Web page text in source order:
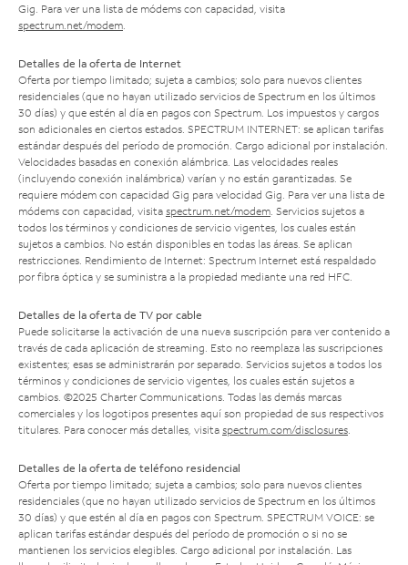
Gig. Para ver una lista de módems con capacidad, visita
spectrum.net/modem
Detalles de la oferta de Internet
Oferta por tiempo limitado; sujeta a cambios; solo para nuevos clientes
residenciales (que no hayan utilizado servicios de Spectrum en los últimos
30 días) y que estén al día en pagos con Spectrum. Los impuestos y cargos
son adicionales en ciertos estados. SPECTRUM INTERNET: se aplican tarifas
estándar después del período de promoción. Cargo adicional por instalación.
Velocidades basadas en conexión alámbrica. Las velocidades reales
(incluyendo conexión inalámbrica) varían y no están garantizadas. Se
requiere módem con capacidad Gig para velocidad Gig. Para ver una lista de
módems con capacidad, visita spectrum.net/modem . Servicios sujetos a
todos los términos y condiciones de servicio vigentes, los cuales están
sujetos a cambios. No están disponibles en todas las áreas. Se aplican
restricciones. Rendimiento de Internet: Spectrum Internet está respaldado
por fibra óptica y se suministra a la propiedad mediante una red HFC.
Detalles de la oferta de TV por cable
Puede solicitarse la activación de una nueva suscripción para ver contenido a
través de cada aplicación de streaming. Esto no reemplaza las suscripciones
existentes; esas se administrarán por separado. Servicios sujetos a todos los
términos y condiciones de servicio vigentes, los cuales están sujetos a
cambios. ©2025 Charter Communications. Todas las demás marcas
comerciales y los logotipos presentes aquí son propiedad de sus respectivos
titulares. Para conocer más detalles, visita spectrum.com/disclosures
Detalles de la oferta de teléfono residencial
Oferta por tiempo limitado; sujeta a cambios; solo para nuevos clientes
residenciales (que no hayan utilizado servicios de Spectrum en los últimos
30 días) y que estén al día en pagos con Spectrum. SPECTRUM VOICE: se
aplican tarifas estándar después del período de promoción o si no se
mantienen los servicios elegibles. Cargo adicional por instalación. Las